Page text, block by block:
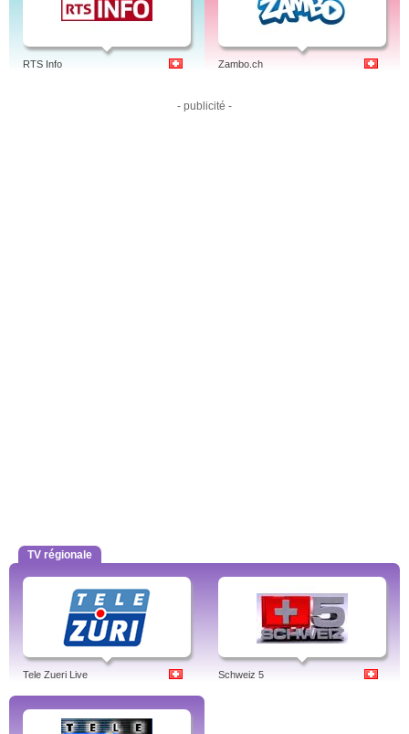
RTS Info Zambo.ch
- publicité -
TV régionale
Tele Zueri Live Schweiz 5